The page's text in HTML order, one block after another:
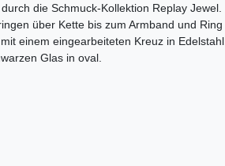
die Schmuck-Kollektion Replay Jewel.
über Kette bis zum Armband und Ring
einem eingearbeiteten Kreuz in Edelstahl.
Glas in oval.